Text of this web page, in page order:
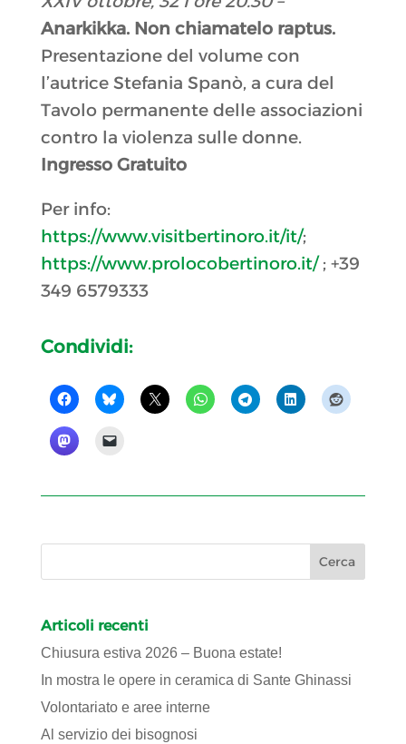
Anarkikka. Non chiamatelo raptus.
Presentazione del volumecon
l’autrice Stefania Spanò, a cura del
Tavolo permanente delle associazioni
contro la violenza sulle donne.
Ingresso Gratuito
Per info:
https://www.visitbertinoro.it/it/;
https://www.prolocobertinoro.it/; +39
349 6579333
Condividi:
Articoli recenti
Chiusura estiva 2026 – Buona estate!
In mostra le opere in ceramica di Sante Ghinassi
Volontariato e aree interne
Al servizio dei bisognosi